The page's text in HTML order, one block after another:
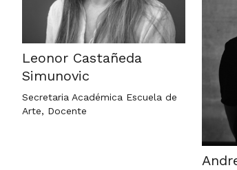
Leonor Castañeda
Simunovic
Secretaria Académica Escuela de
Arte, Docente